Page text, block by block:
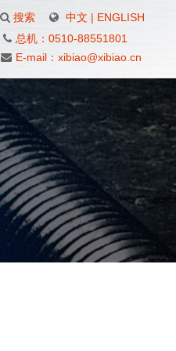
中文 | ENGLISH
总机：0510-88551801
E-mail：xibiao@xibiao.cn
搜索